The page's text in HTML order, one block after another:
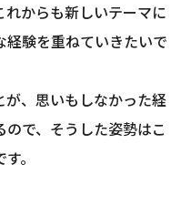
からも新しいテーマに
験を重ねていきたいで
が、思いもしなかった経
で、そうした姿勢はこ
。